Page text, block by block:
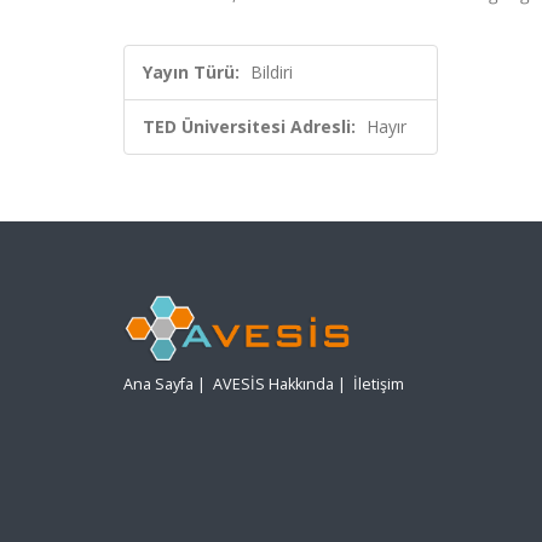
Yayın Türü: Bildiri
TED Üniversitesi Adresli: Hayır
Ana Sayfa | AVESİS Hakkında | İletişim